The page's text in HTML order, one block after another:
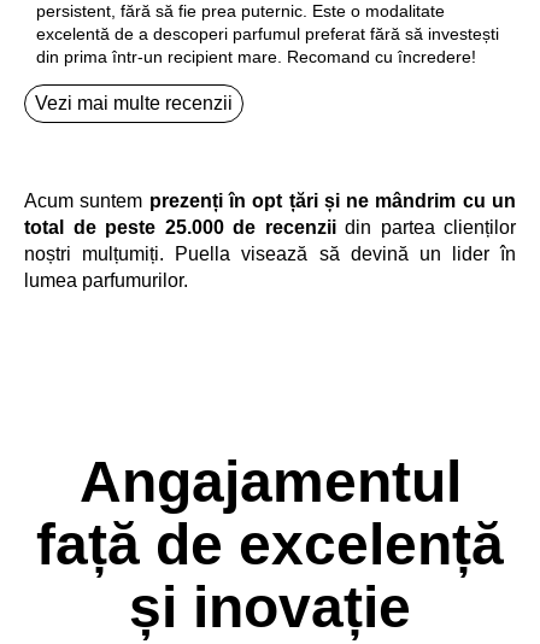
persistent, fără să fie prea puternic. Este o modalitate
excelentă de a descoperi parfumul preferat fără să investești
din prima într-un recipient mare. Recomand cu încredere!
Vezi mai multe recenzii
Acum suntem prezenți în opt țări și ne mândrim cu un
total de peste 25.000 de recenzii din partea clienților
noștri mulțumiți. Puella visează să devină un lider în
lumea parfumurilor.
Angajamentul
față de excelență
și inovație